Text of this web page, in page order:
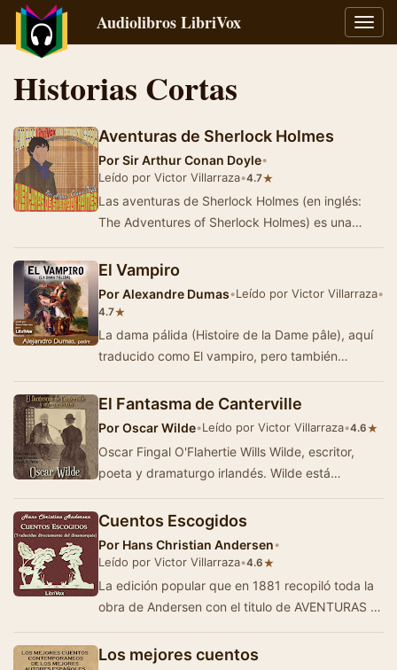
Audiolibros LibriVox
Historias Cortas
Aventuras de Sherlock Holmes
PorSir Arthur Conan Doyle•
Leído por Victor Villarraza•4.7★
Las aventuras de Sherlock Holmes (en inglés:
The Adventures of Sherlock Holmes) es una
El Vampiro
PorAlexandre Dumas•Leído por Victor Villarraza•
4.7★
La dama pálida (Histoire de la Dame pâle), aquí
traducido como El vampiro, pero también
El Fantasma de Canterville
PorOscar Wilde•Leído por Victor Villarraza•4.6★
Oscar Fingal O'Flahertie Wills Wilde, escritor,
poeta y dramaturgo irlandés. Wilde está
Cuentos Escogidos
Por Hans Christian Andersen•
Leído por Victor Villarraza•4.6★
La edición popular que en 1881 recopiló toda la
obra de Andersen con el titulo de AVENTURAS E
Los mejores cuentos